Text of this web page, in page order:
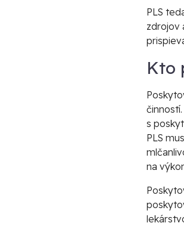
PLS
zdrojov
Kto
s
PLS
na